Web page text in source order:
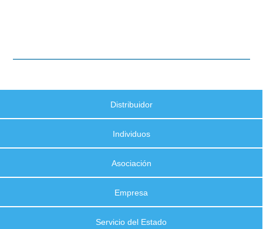
Distribuidor
Individuos
Asociación
Empresa
Servicio del Estado